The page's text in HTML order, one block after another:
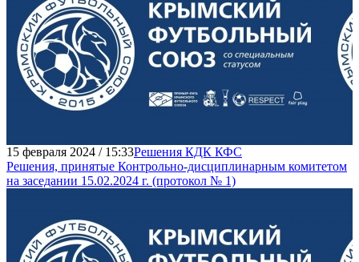
15 февраля 2024 / 15:33Решения КДК КФС
Решения, принятые Контрольно-дисциплинарным комитетом
на заседании 15.02.2024 г. (протокол № 1)